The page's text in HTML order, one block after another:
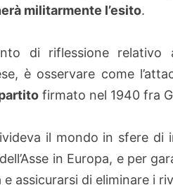
militarmente l’esito.
di riflessione
è osservare come
firmato nel 1940 fra
il mondo in sfere di
in Europa, e per
e assicurarsi di eliminare i